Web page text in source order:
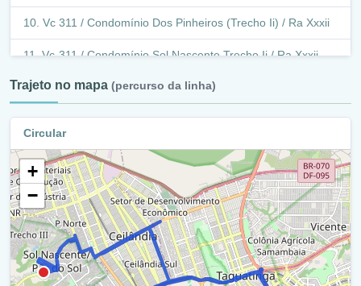
Vc 311 / Condomínio Dos Pinheiros (Trecho Ii) / Ra Xxxii
Vc-311 / Condomínio Sol Nascente Trecho Ii / Ra Xxxii
Vc 311 / Condomínio Dos Pinheiros (Trecho Ii) / Ra Xxxii
Balão - Vc 311 / Ra Xxxii
Vc 311 / Condomínio Dos Pinheiros (Trecho Ii) / Ra Xxxii
Vc-311 / Condomínio Sol Nascente Trecho Ii / Ra Xxxii
Vc-311 / Condomínio Sol Nascente Trecho Ii / Ra Ix
Vc-311 / Condomínio Sol Nascente Trecho Ii / Ra Xxxii
Via P2 Norte / Ra Xxxii
Trajeto no mapa (percurso da linha)
Circular
+
−